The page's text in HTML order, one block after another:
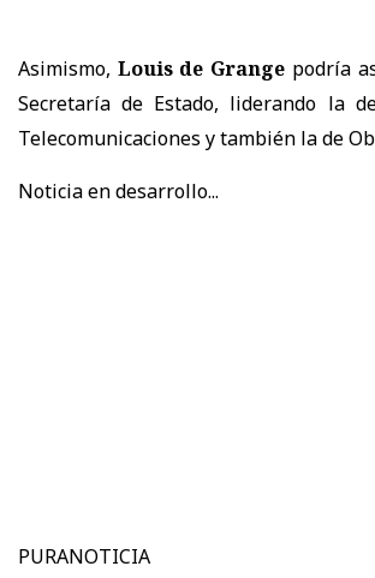
Asimismo, Louis de Grange podría
Secretaría de Estado, liderando la
Telecomunicaciones y también la de
Noticia en desarrollo...
PURANOTICIA